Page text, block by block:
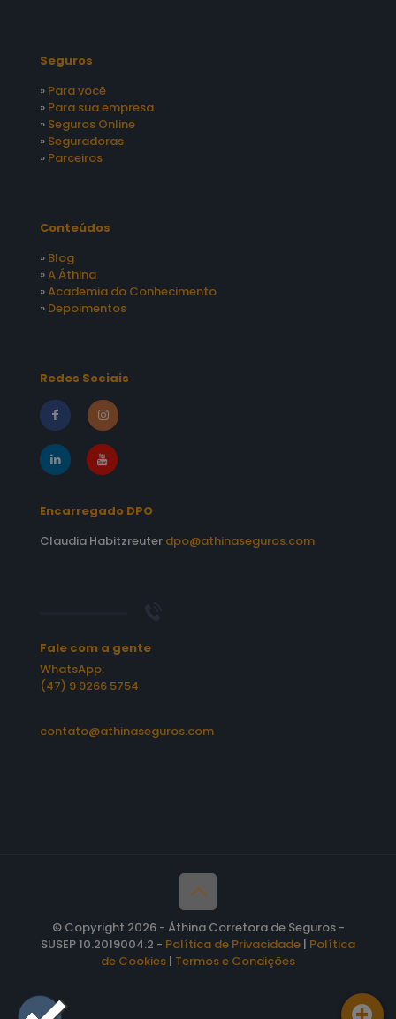
Seguros
» Para você
» Para sua empresa
» Seguros Online
» Seguradoras
» Parceiros
Conteúdos
» Blog
»A Áthina
»Academia do Conhecimento
» Depoimentos
Redes Sociais
Encarregado DPO
Claudia Habitzreuter dpo@athinaseguros.com
Fale com a gente
WhatsApp:
(47) 9 9266 5754
contato@athinaseguros.com
© Copyright 2026 - Áthina Corretora de Seguros -
SUSEP 10.2019004.2 - Política de Privacidade | Política
de Cookies | Termos e Condições